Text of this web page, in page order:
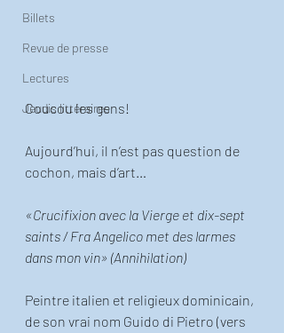
Billets
Revue de presse
Lectures
Jeudis littéraires
Coucou les gens!
Aujourd’hui, il n’est pas question de
cochon, mais d’art…
«Crucifixion avec la Vierge et dix-sept
saints / Fra Angelico met des larmes
dans mon vin» (Annihilation)
Peintre italien et religieux dominicain,
de son vrai nom Guido di Pietro (vers